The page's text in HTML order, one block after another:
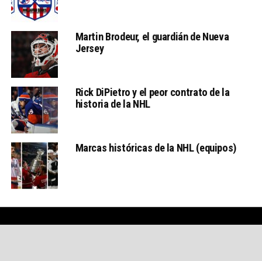
Martin Brodeur, el guardián de Nueva
Jersey
Rick DiPietro y el peor contrato de la
historia de la NHL
Marcas históricas de la NHL (equipos)